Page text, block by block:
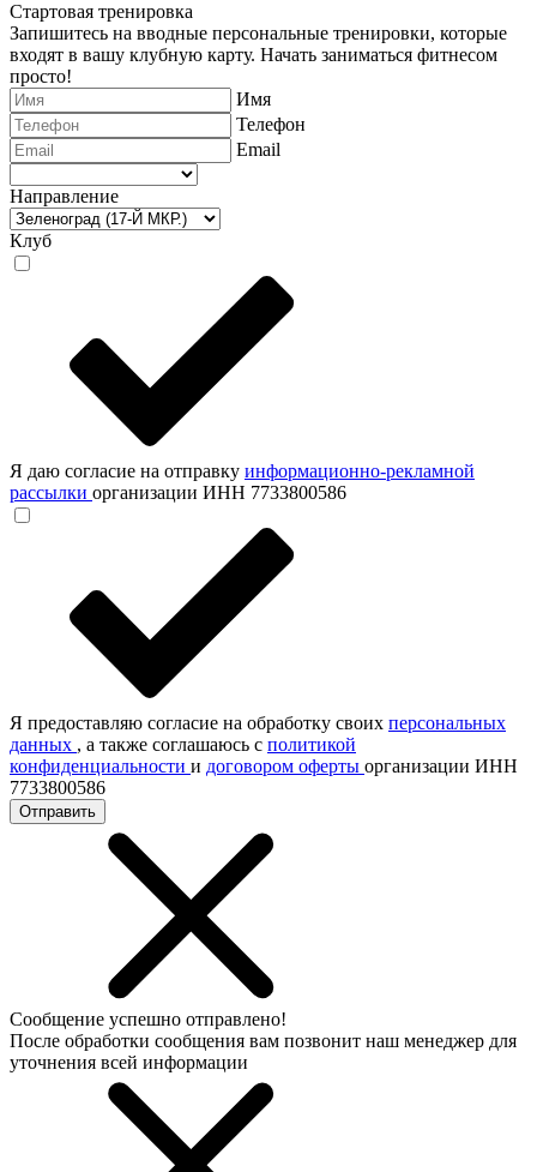
Стартовая тренировка
Запишитесь на вводные персональные тренировки, которые
входят в вашу клубную карту. Начать заниматься фитнесом
просто!
Имя
Телефон
Email
Направление
Клуб
Я даю согласие на отправку информационно-рекламной
рассылки организации ИНН 7733800586
Я предоставляю согласие на обработку своих персональных
данных , а также соглашаюсь с политикой
конфиденциальности и договором оферты организации ИНН
7733800586
Отправить
Сообщение успешно отправлено!
После обработки сообщения вам позвонит наш менеджер для
уточнения всей информации